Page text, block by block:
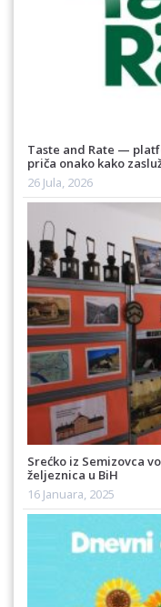
Taste and Rate —
priča onako kako
26 Jula, 2026
Srećko iz Semizovca
željeznica u BiH
16 Januara, 2025